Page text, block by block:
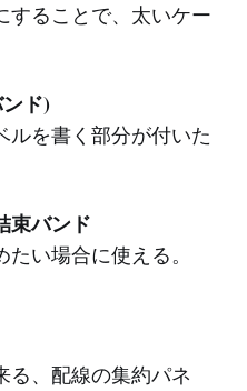
することで、太いケー
ド)
ルを書く部分が付いた
束バンド
い場合に使える。
る、配線の集約パネ